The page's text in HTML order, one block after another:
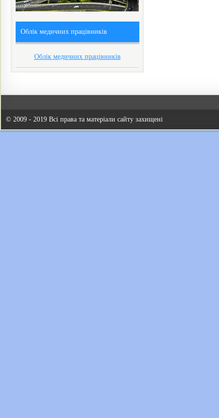
Облік медичних працівників
Облік медичних працівників
© 2009 - 2019 Всі права та матеріали сайту захищені